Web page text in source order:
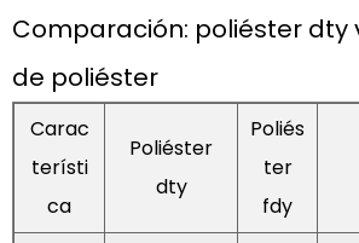
Comparación: poliéster dty
de poliéster
Carac
terísti
ca
Poliéster
dty
Poliés
ter
fdy